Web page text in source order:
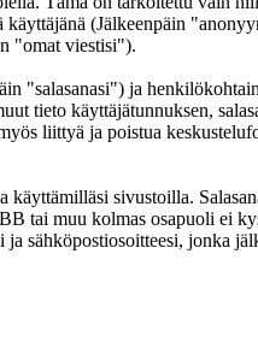
käyttäjänä (Jälkeenpäin
"omat viestisi").
"salasanasi") ja
tieto käyttäjätunnuksen,
liittyä ja poistua
käyttämilläsi sivustoilla.
tai muu kolmas osapuoli ei
sähköpostiosoitteesi, jonka